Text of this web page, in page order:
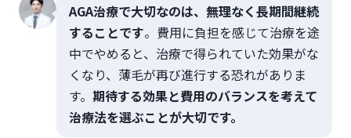
AGA治療で大切なのは、無理なく長期間継続
することです。費用に負担を感じて治療を途
中でやめると、治療で得られていた効果がな
くなり、薄毛が再び進行する恐れがありま
す。 期待する効果と費用のバランスを考えて
治療法を選ぶことが大切です。